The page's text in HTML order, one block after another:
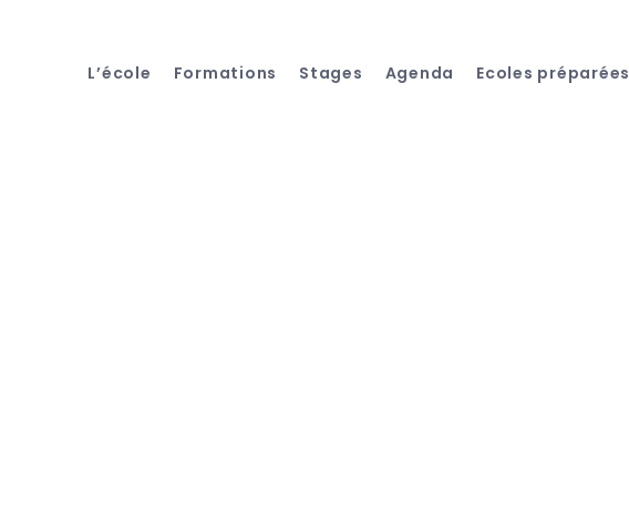
L’école Formations Stages Agenda Ecoles préparées